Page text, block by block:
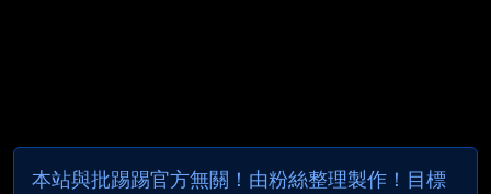
本站與批踢踢官方無關！由粉絲整理製作！目標